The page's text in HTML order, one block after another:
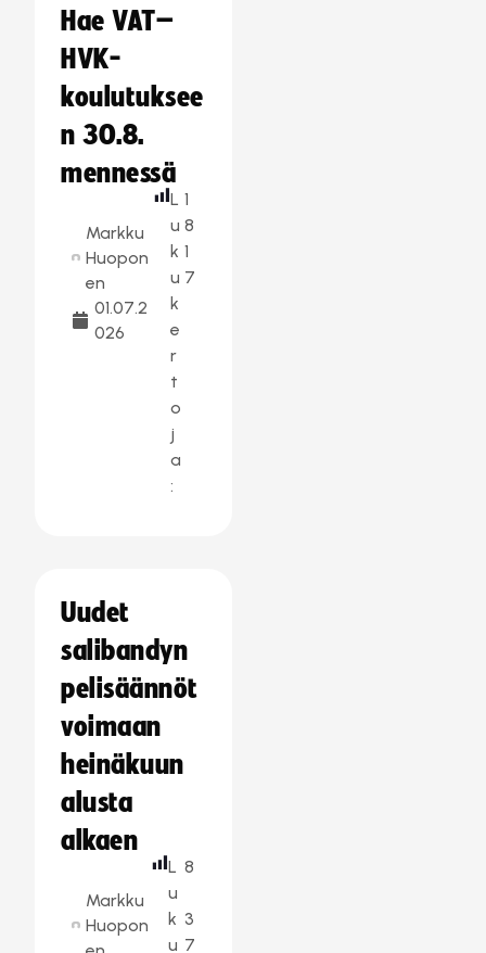
Hae VAT–
HVK-
koulutuksee
n 30.8.
mennessä
Markku
Huopon
en
01.07.2
026
L
u
k
u
k
e
r
t
o
j
a
:
1
8
1
7
Uudet
salibandyn
pelisäännöt
voimaan
heinäkuun
alusta
alkaen
Markku
Huopon
L
u
k
u
8
3
7